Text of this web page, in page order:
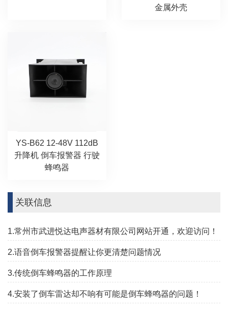
金属外壳
YS-B62 12-48V 112dB
升降机 倒车报警器 行驶
蜂鸣器
关联信息
1.常州市武进悦达电声器材有限公司网站开通，欢迎访问！
2.语音倒车报警器提醒让你更清楚问题情况
3.传统倒车蜂鸣器的工作原理
4.安装了倒车雷达却不响有可能是倒车蜂鸣器的问题！